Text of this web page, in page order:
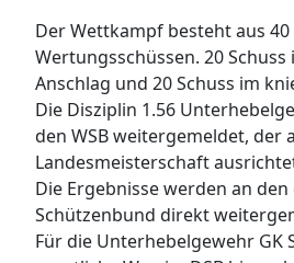
Der Wettkampf besteht aus 40
Wertungsschüssen. 20
Anschlag und 20 Schuss im
Die Disziplin 1.56
den WSB weitergemeldet, der
Landesmeisterschaft
Die Ergebnisse werden an
Schützenbund direkt
Für die Unterhebelgewehr GK